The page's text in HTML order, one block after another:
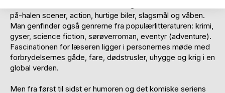
på-halen scener, action, hurtige biler, slagsmål og våben.
Man genfinder også genrerne fra populærlitteraturen: krimi,
gyser, science fiction, sørøverroman, eventyr (adventure).
Fascinationen for læseren ligger i personernes møde med
forbrydelsernes gåde, fare, dødstrusler, uhygge og krig i en
global verden.
Men fra først til sidst er humoren og det komiske seriens